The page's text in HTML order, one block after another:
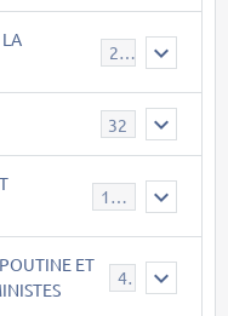
LA
23
32
147
ET
40